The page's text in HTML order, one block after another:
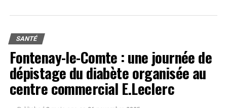
SANTÉ
Fontenay-le-Comte : une journée de
dépistage du diabète organisée au
centre commercial E.Leclerc